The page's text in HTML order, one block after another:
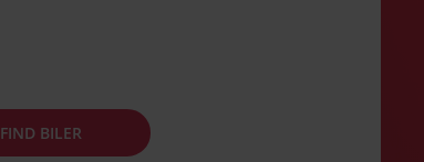
FIND BILER